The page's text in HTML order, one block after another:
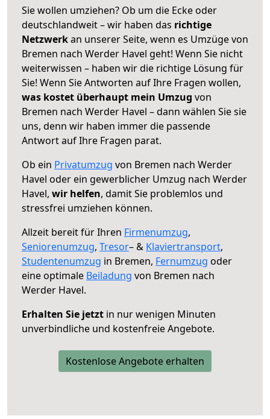
Sie wollen umziehen? Ob um die Ecke oder
deutschlandweit – wir haben das richtige
Netzwerkan unserer Seite, wenn es Umzüge von
Bremen nach Werder Havel geht! Wenn Sie nicht
weiterwissen – haben wir die richtige Lösung für
Sie! Wenn Sie Antworten auf Ihre Fragen wollen,
was kostet überhaupt mein Umzug von
Bremen nach Werder Havel – dann wählen Sie sie
uns, denn wir haben immer die passende
Antwort auf Ihre Fragen parat.
Ob ein Privatumzug von Bremen nach Werder
Havel oder ein gewerblicher Umzug nach Werder
Havel, wir helfen, damit Sie problemlos und
stressfrei umziehen können.
Allzeit bereit für Ihren Firmenumzug,
Seniorenumzug, Tresor– & Klaviertransport,
Studentenumzug in Bremen, Fernumzug oder
eine optimale Beiladung von Bremen nach
Werder Havel.
Erhalten Sie jetzt in nur wenigen Minuten
unverbindliche und kostenfreie Angebote.
Kostenlose Angebote erhalten